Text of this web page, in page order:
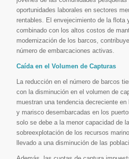
oportunidades laborales en sectores
rentables. El envejecimiento de la flota
combinado con los altos costos de
modernización de los barcos,
número de embarcaciones activas.
Caída en el Volumen de Capturas
La reducción en el número de barcos
con la disminución en el volumen de
muestran una tendencia decreciente
y marisco desembarcadas en los
solo se debe a la menor capacidad de
sobreexplotación de los recursos
llevado a una disminución de las